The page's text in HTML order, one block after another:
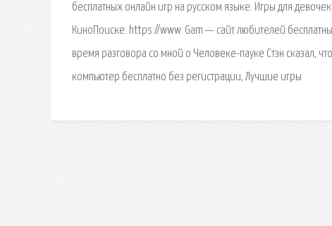
бесплатных онлайн игр на русском языке. Игры для
КиноПоиске: https://www. Gam — сайт любителей
время разговора со мной о Человеке-пауке Стэн сказал,
компьютер бесплатно без регистрации, Лучшие игры